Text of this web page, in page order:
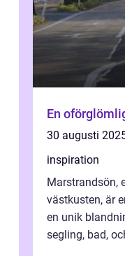
En
30 augusti
inspiration
Marstrandsön,
västkusten, är
en unik
segling, bad,